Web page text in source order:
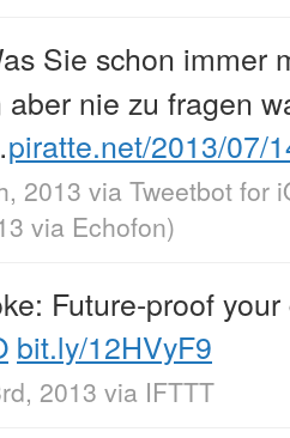
Sie schon immer
aber nie zu fragen
piratte.net/2013/07/
2013 via Tweetbot for
via Echofon)
Future-proof
bit.ly/12HVyF9
2013 via IFTTT